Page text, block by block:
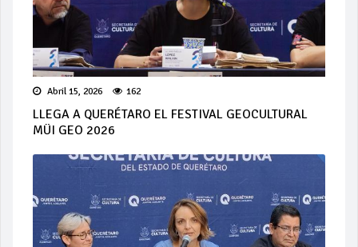
Abril 15, 2026 162
LLEGA A QUERÉTARO EL FESTIVAL GEOCULTURAL
MÜI GEO 2026